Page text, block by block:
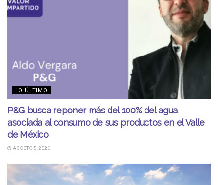
LO ÚLTIMO
P&G busca reponer más del 100% del agua
asociada al consumo de sus productos en el Valle
de México
AGOSTO 5, 2026